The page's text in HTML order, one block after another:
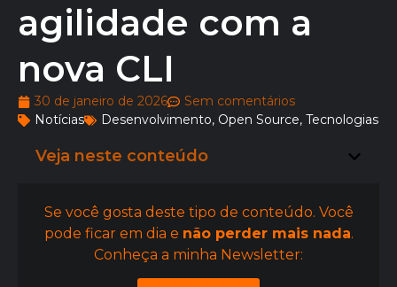
agilidade com a
nova CLI
30 de janeiro de 2026
Sem comentários
Notícias
Desenvolvimento, Open Source, Tecnologias
Veja neste conteúdo
Se você gosta deste tipo de conteúdo. Você
pode ficar em dia e não perder mais nada.
Conheça a minha Newsletter: